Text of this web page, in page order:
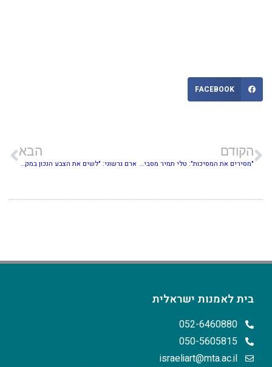
FACEBOOK
הקודם
"מסירים את המסיכות": טלי תמיר מסבירה למה האמנות הישראלית בסכנה. פרויקט מיוחד
הבא
ארם גרשוני: "לשים את הצבע הנכון במקום הנכון זה קיק של דופמין למוח"
בית לאמנות ישראלית
052-6460880
050-5605815
israeliart@mta.ac.il